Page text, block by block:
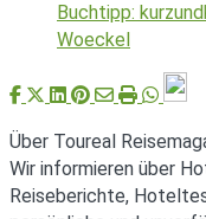
Buchtipp:
Woeckel
Über Toureal
Wir informieren über
Reiseberichte,